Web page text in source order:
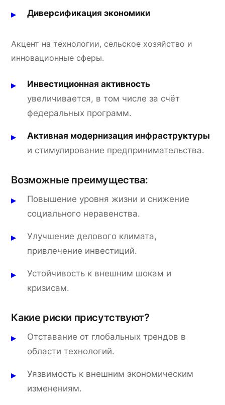
Диверсификация экономики
Акцент на технологии, сельское хозяйство и
инновационные сферы.
Инвестиционная активность
увеличивается, в том числе за счёт
федеральных программ.
Активная модернизация инфраструктуры
и стимулирование предпринимательства.
Возможные преимущества:
Повышение уровня жизни и снижение
социального неравенства.
Улучшение делового климата,
привлечение инвестиций.
Устойчивость к внешним шокам и
кризисам.
Какие риски присутствуют?
Отставание от глобальных трендов в
области технологий.
Уязвимость к внешним экономическим
изменениям.